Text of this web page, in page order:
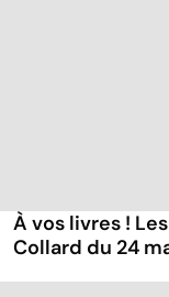
À vos livres !
Collard du 24